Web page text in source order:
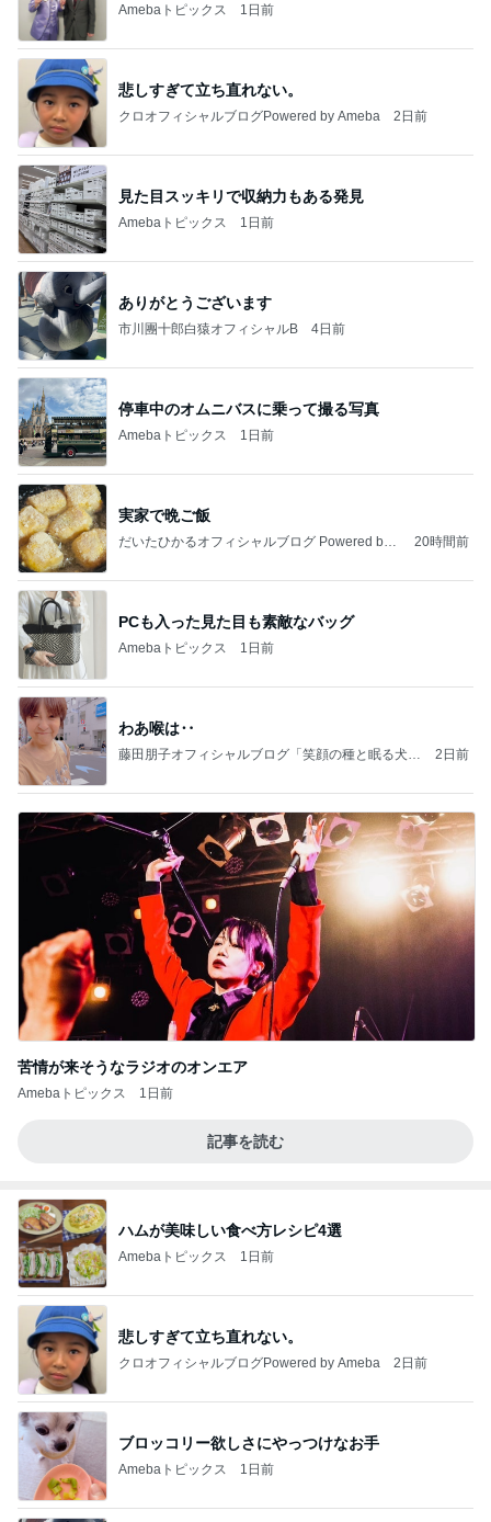
Amebaトピックス 1日前
悲しすぎて立ち直れない。
クロオフィシャルブログPowered by Ameba 2日前
見た目スッキリで収納力もある発見
Amebaトピックス 1日前
ありがとうございます
市川團十郎白猿オフィシャルB 4日前
停車中のオムニバスに乗って撮る写真
Amebaトピックス 1日前
実家で晩ご飯
だいたひかるオフィシャルブログ Powered by
20時間前
PCも入った見た目も素敵なバッグ
Amebaトピックス 1日前
わあ喉は‥
藤田朋子オフィシャルブログ「笑顔の種と眠る犬」
2日前
苦情が来そうなラジオのオンエア
Amebaトピックス 1日前
記事を読む
ハムが美味しい食べ方レシピ4選
Amebaトピックス 1日前
悲しすぎて立ち直れない。
クロオフィシャルブログPowered by Ameba 2日前
ブロッコリー欲しさにやっつけなお手
Amebaトピックス 1日前